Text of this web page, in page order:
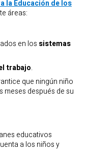
la Educación de los
áreas:
en los sistemas
trabajo.
que ningún niño
meses después de su
educativos
a los niños y